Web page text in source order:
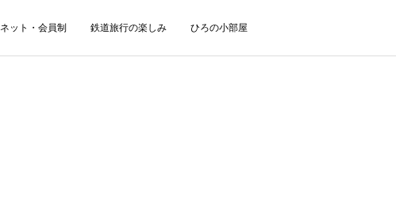
ネット・会員制 鉄道旅行の楽しみ ひろの小部屋